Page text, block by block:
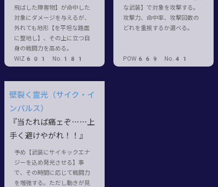
飛ばした障害物】が命中した
対象にダメージを与えるが、
外れても地形【を平坦な路面
に整地し】、その上に立つ自
身の戦闘力を高める。
WIZ601 No.181
な武装】で対象を攻撃する。
攻撃力、命中率、攻撃回数の
どれを重視するか選べる。
POW669 No.41
壁裂く霊光（サイク・イ
ンパルス）
『当たれば痛ェぞ……上
手く避けやがれ！！』
予め【武装にサイキックエナ
ジーを込め発光させる】事
で、その時間に応じて戦闘力
を増強する。ただし動きが見